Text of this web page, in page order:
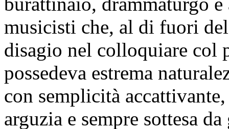
musicisti che, al di fuori
disagio nel colloquiare col
possedeva estrema
con semplicità
arguzia e sempre sottesa